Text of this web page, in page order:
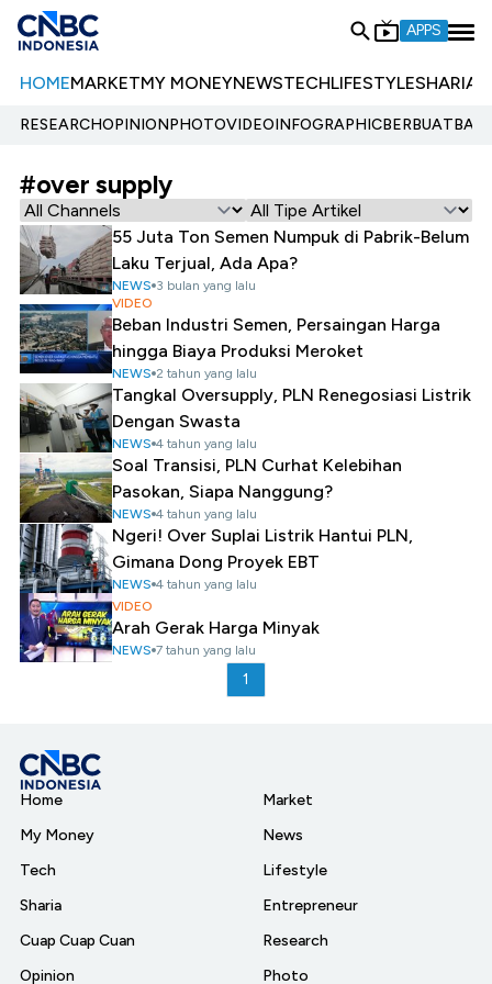
APPS
HOMEMARKETMY MONEYNEWSTECHLIFESTYLESHARIA
RESEARCHOPINIONPHOTOVIDEOINFOGRAPHIC
#over supply
55 Juta Ton Semen Numpuk di Pabrik-Belum
Laku Terjual, Ada Apa?
NEWS 3 bulan yang lalu
VIDEO
Beban Industri Semen, Persaingan Harga
hingga Biaya Produksi Meroket
NEWS 2 tahun yang lalu
Tangkal Oversupply, PLN Renegosiasi Listrik
Dengan Swasta
NEWS 4 tahun yang lalu
Soal Transisi, PLN Curhat Kelebihan
Pasokan, Siapa Nanggung?
NEWS 4 tahun yang lalu
Ngeri! Over Suplai Listrik Hantui PLN,
Gimana Dong Proyek EBT
NEWS 4 tahun yang lalu
VIDEO
Arah Gerak Harga Minyak
NEWS 7 tahun yang lalu
1
Home
My Money
Tech
Sharia
Cuap Cuap Cuan
Opinion
Market
News
Lifestyle
Entrepreneur
Research
Photo